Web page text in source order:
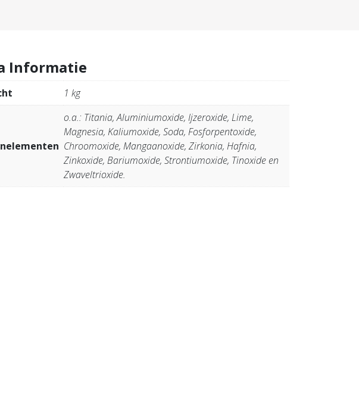
Informatie
1 kg
o.a.: Titania, Aluminiumoxide, Ijzeroxide, Lime,
Magnesia, Kaliumoxide, Soda, Fosforpentoxide,
Chroomoxide, Mangaanoxide, Zirkonia, Hafnia,
Zinkoxide, Bariumoxide, Strontiumoxide, Tinoxide en
Zwaveltrioxide.